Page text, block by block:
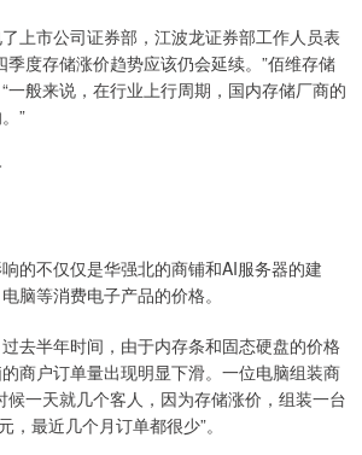
上市公司证券部，江波龙证券部工作人员表
季度存储涨价趋势应该仍会延续。”佰维存储
一般来说，在行业上行周期，国内存储厂商的
”
的不仅仅是华强北的商铺和AI服务器的建
脑等消费电子产品的价格。
去半年时间，由于内存条和固态硬盘的价格
商户订单量出现明显下滑。一位电脑组装商
候一天就几个客人，因为存储涨价，组装一台
，最近几个月订单都很少”。